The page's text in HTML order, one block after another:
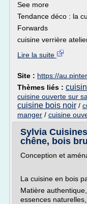
See more
Tendance déco : la
Forwards
cuisine verrière
Lire la suite
Site : https://
Thèmes liés :
cuisine ouverte sur
cuisine bois noir /
manger / cuisine
Sylvia
chêne, bois
Conception et
La cuisine en bois
Matière
essences